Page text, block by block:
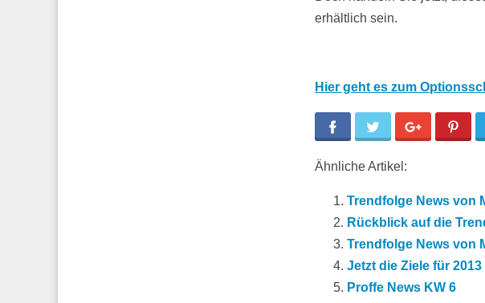
erhältlich sein.
Hier geht es zum
Facebook Twitter Google+
Ähnliche Artikel:
Trendfolge News von
Rückblick auf die
Trendfolge News von
Jetzt die Ziele für
Proffe News KW 6